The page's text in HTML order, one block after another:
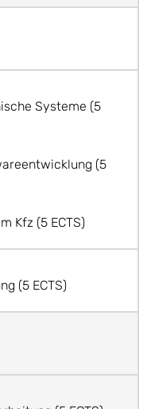
Systeme (5
(5
Kfz (5 ECTS)
(5 ECTS)